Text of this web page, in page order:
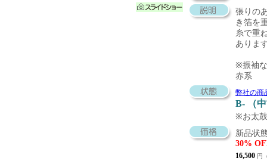
張りの
き箔を
糸で重
ありま
※振袖
赤系
弊社の商
B- （
※お太
新品状
30%
16,500 円